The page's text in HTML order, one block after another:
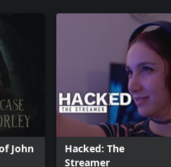
John
Hacked: The
Streamer